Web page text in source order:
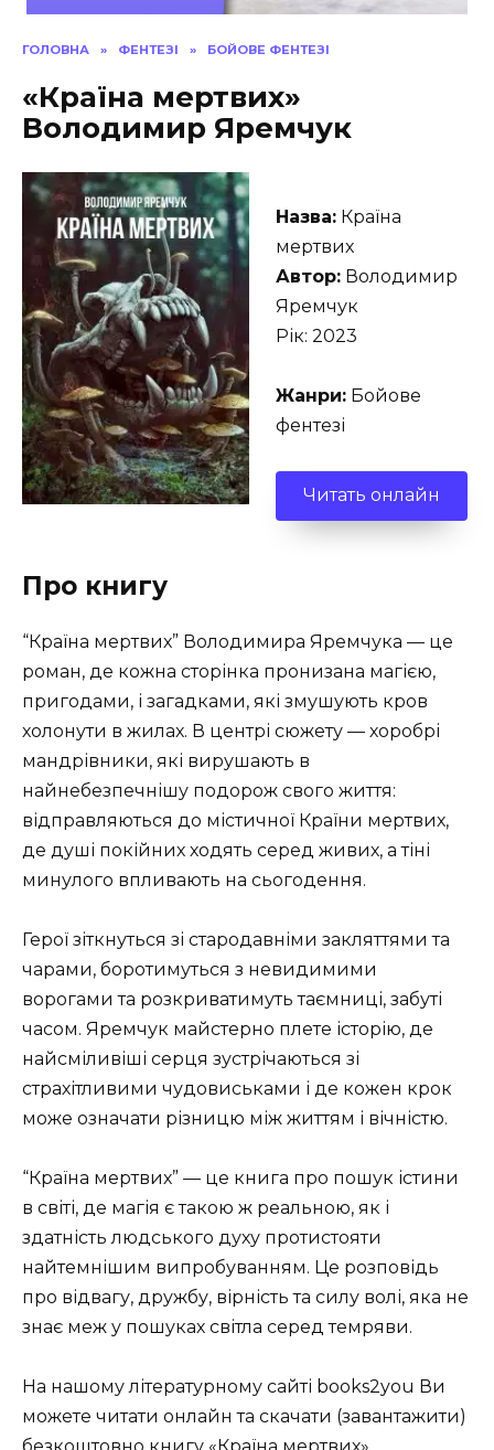
ГОЛОВНА » ФЕНТЕЗІ » БОЙОВЕ ФЕНТЕЗІ
«Країна мертвих»
Володимир Яремчук
Назва: Країна
мертвих
Автор: Володимир
Яремчук
Рік: 2023
Жанри: Бойове
фентезі
Читать онлайн
Про книгу
“Країна мертвих” Володимира Яремчука — це
роман, де кожна сторінка пронизана магією,
пригодами, і загадками, які змушують кров
холонути в жилах. В центрі сюжету — хоробрі
мандрівники, які вирушають в
найнебезпечнішу подорож свого життя:
відправляються до містичної Країни мертвих,
де душі покійних ходять серед живих, а тіні
минулого впливають на сьогодення.
Герої зіткнуться зі стародавніми закляттями та
чарами, боротимуться з невидимими
ворогами та розкриватимуть таємниці, забуті
часом. Яремчук майстерно плете історію, де
найсміливіші серця зустрічаються зі
страхітливими чудовиськами і де кожен крок
може означати різницю між життям і вічністю.
“Країна мертвих” — це книга про пошук істини
в світі, де магія є такою ж реальною, як і
здатність людського духу протистояти
найтемнішим випробуванням. Це розповідь
про відвагу, дружбу, вірність та силу волі, яка не
знає меж у пошуках світла серед темряви.
На нашому літературному сайті books2you Ви
можете читати онлайн та скачати (завантажити)